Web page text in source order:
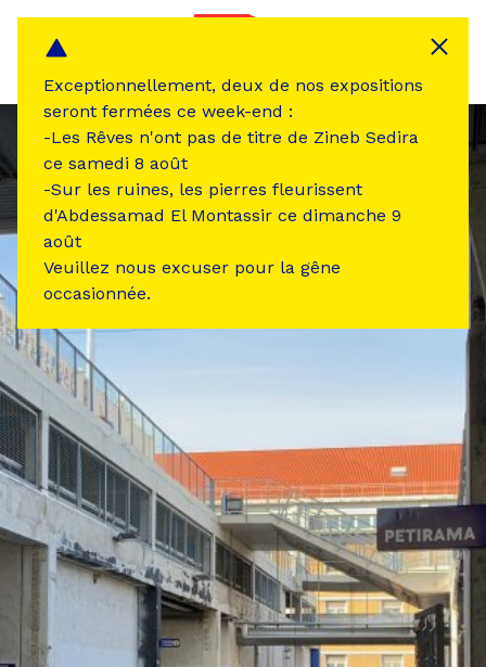
Exceptionnellement, deux de nos expositions
seront fermées ce week-end :
-Les Rêves n'ont pas de titre de Zineb Sedira
ce samedi 8 août
-Sur les ruines, les pierres fleurissent
d'Abdessamad El Montassir ce dimanche 9
août
Veuillez nous excuser pour la gêne
occasionnée.
Panneau de gestion des cookies